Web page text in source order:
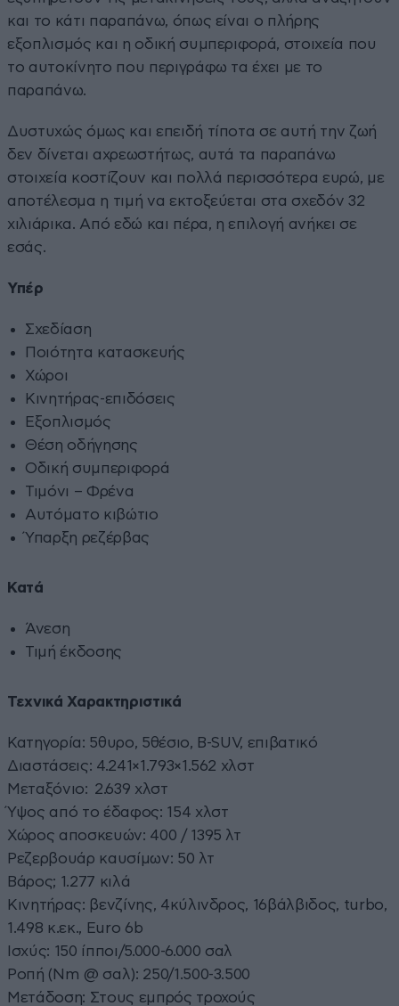
και το κάτι παραπάνω, όπως είναι ο πλήρης
εξοπλισμός και η οδική συμπεριφορά, στοιχεία που
το αυτοκίνητο που περιγράφω τα έχει με το
παραπάνω.
Δυστυχώς όμως και επειδή τίποτα σε αυτή την ζωή
δεν δίνεται αχρεωστήτως, αυτά τα παραπάνω
στοιχεία κοστίζουν και πολλά περισσότερα ευρώ, με
αποτέλεσμα η τιμή να εκτοξεύεται στα σχεδόν 32
χιλιάρικα. Από εδώ και πέρα, η επιλογή ανήκει σε
εσάς.
Υπέρ
Σχεδίαση
Ποιότητα κατασκευής
Χώροι
Κινητήρας-επιδόσεις
Εξοπλισμός
Θέση οδήγησης
Οδική συμπεριφορά
Τιμόνι – Φρένα
Αυτόματο κιβώτιο
Ύπαρξη ρεζέρβας
Κατά
Άνεση
Τιμή έκδοσης
Τεχνικά Χαρακτηριστικά
Κατηγορία: 5θυρο, 5θέσιο, B-SUV, επιβατικό
Διαστάσεις: 4.241×1.793×1.562 χλστ
Μεταξόνιο: 2.639 χλστ
Ύψος από το έδαφος: 154 χλστ
Χώρος αποσκευών: 400 / 1395 λτ
Ρεζερβουάρ καυσίμων: 50 λτ
Βάρος; 1.277 κιλά
Κινητήρας: βενζίνης, 4κύλινδρος, 16βάλβιδος, turbo,
1.498 κ.εκ., Euro 6b
Ισχύς: 150 ίπποι/5.000-6.000 σαλ
Ροπή (Nm @ σαλ): 250/1.500-3.500
Μετάδοση: Στους εμπρός τροχούς